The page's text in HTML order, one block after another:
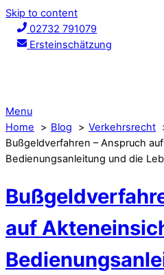
Skip to content
02732 791079
Ersteinschätzung
Menu
Home
Blog
Verkehrsrecht
Bußgeldverfahren – Anspruch
Bedienungsanleitung und die
auf